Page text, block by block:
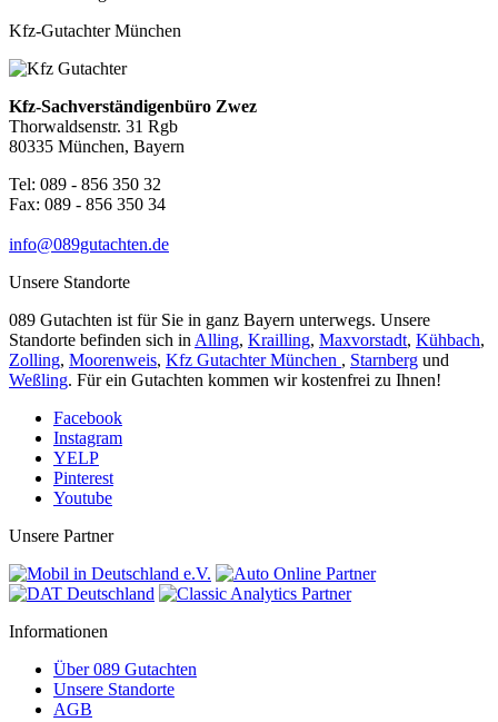
Kfz-Gutachter München
Kfz-Sachverständigenbüro Zwez
Thorwaldsenstr. 31 Rgb
80335 München, Bayern
Tel: 089 - 856 350 32
Fax: 089 - 856 350 34
info@089gutachten.de
Unsere Standorte
089 Gutachten ist für Sie in ganz Bayern unterwegs. Unsere
Standorte befinden sich inAlling, Krailling, Maxvorstadt, Kühbach,
Zolling, Moorenweis, Kfz Gutachter München , Starnberg und
Weßling. Für ein Gutachten kommen wir kostenfrei zu Ihnen!
Facebook
Instagram
YELP
Pinterest
Youtube
Unsere Partner
Informationen
Über 089 Gutachten
Unsere Standorte
AGB